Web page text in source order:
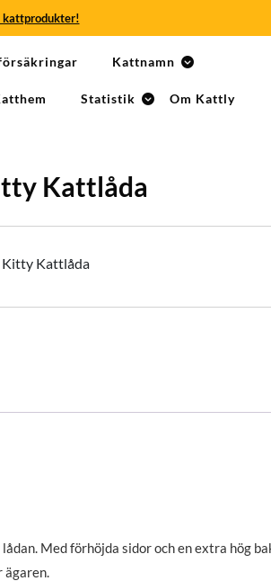
kattprodukter!
kattprodukter!
Kattnamn
Statistik Om Kattly
Kattlåda
Kitty Kattlåda
Med förhöjda sidor och en extra hög
ägaren.